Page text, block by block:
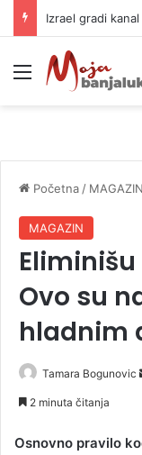
Izrael gradi
Meni
Početna / MAGAZIN
MAGAZIN
Eliminišu
Ovo su
hladnim
Tamara Bogunovic
2 minuta čitanja
Osnovno pravilo